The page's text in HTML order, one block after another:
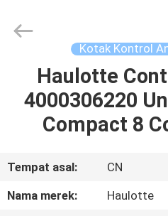
RUMAH
PRODUK
VIDEO
Kotak Kontrol
Haulotte
4000306220
Compact 8
Tempat asal:
CN
Nama merek:
Haulotte